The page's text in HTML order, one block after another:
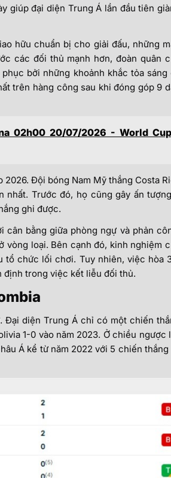
giúp đại diện Trung Á lần đầu tiên
hữu chuẩn bị cho giải đấu, những
các đối thủ mạnh hơn, đoàn quân
bởi những khoảnh khắc tỏa sáng
trên hàng công sau khi đóng góp 9
02h00 20/07/2026 - World
Đội bóng Nam Mỹ thắng Costa
nhất. Trước đó, họ cũng gây ấn
ghi được.
bằng giữa phòng ngự và phản
vòng loại. Bên cạnh đó, kinh nghiệm
tổ chức lối chơi. Tuy nhiên, việc hòa
định trong việc kết liễu đối thủ.
Đại diện Trung Á chỉ có một chiến
1-0 vào năm 2023. Ở chiều ngược
Á kể từ năm 2022 với 5 chiến thắng